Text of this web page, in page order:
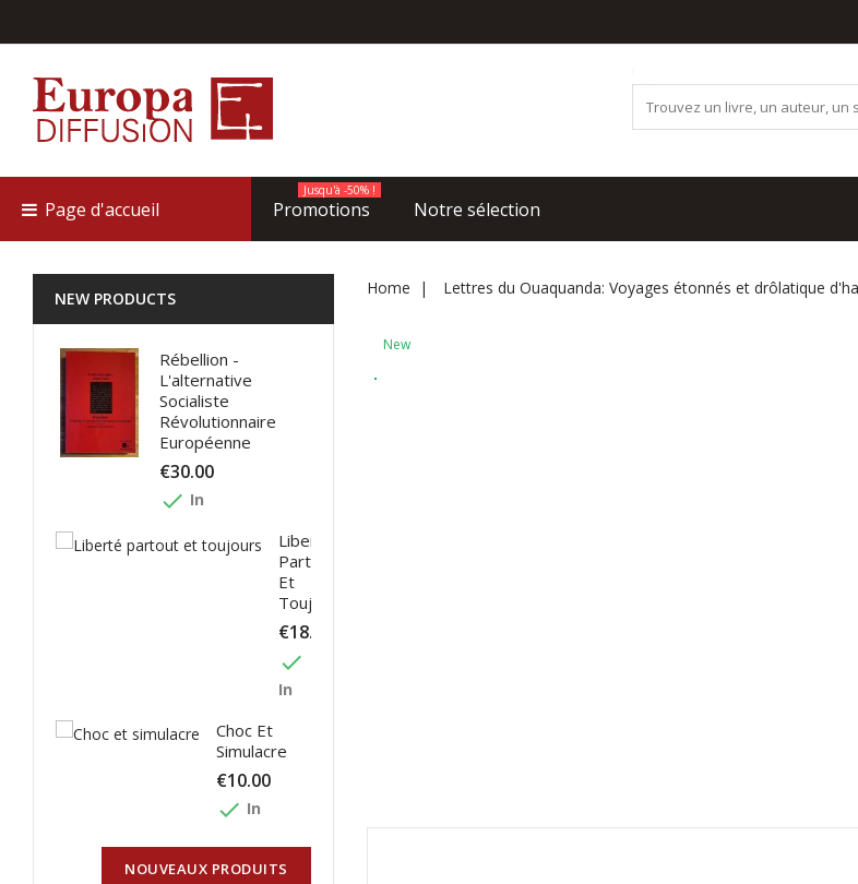
Page d'accueil Promotions
Jusqu'à -50% !
Notre sélection
NEW PRODUCTS
Rébellion -
L'alternative
Socialiste
Révolutionnaire
Européenne
€30.00
done In
Liberté
Partout
Et
Toujours
€18.00
done
In
Choc Et
Simulacre
€10.00
done In
NOUVEAUX PRODUITS
Home Lettres du Ouaquanda: Voyages étonnés et drôlatique
New